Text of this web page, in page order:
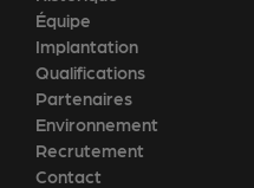
Équipe
Implantation
Qualifications
Partenaires
Environnement
Recrutement
Contact